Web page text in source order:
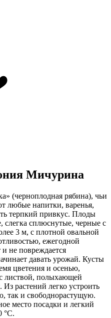
Мичурина
(черноплодная рябина), чьи
любые напитки, варенья,
терпкий привкус. Плоды
сплюснутые, черные с
3 м, с плотной овальной
ежегодной
не повреждается
давать урожай. Кусты
цветения и осенью,
листвой, полыхающей
растений легко устроить
так и свободнорастущую.
место посадки и легкий
°С.